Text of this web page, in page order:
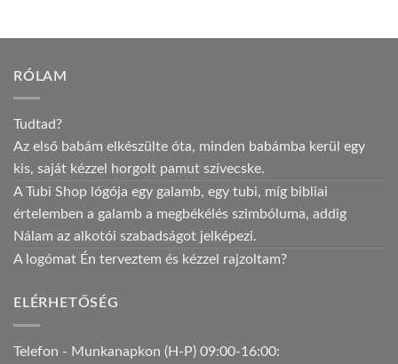
RÓLAM
Tudtad?
Az első babám elkészülte óta, minden babámba kerül egy
kis, saját kézzel horgolt pamut szívecske.
A Tubi Shop lógója egy galamb, egy tubi, míg bibliai
értelemben a galamb a megbékélés szimbóluma, addig
Nálam az alkotói szabadságot jelképezi.
A logómat Én terveztem és kézzel rajzoltam?
ELÉRHETŐSÉG
Telefon - Munkanapkon (H-P) 09:00-16:00: